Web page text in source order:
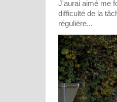
J'aurai aimé me
difficulté de la
régulière...